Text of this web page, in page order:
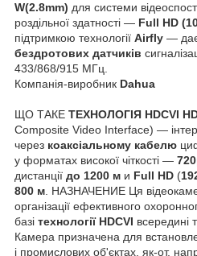
W(2.8mm) для системи
роздільної здатності — Full HD
підтримкою технології Airfly — дає
бездротових датчиків
433/868/915 МГц.
Компанія-виробник Dahua
ЩО ТАКЕ ТЕХНОЛОГІЯ HDCVI
Composite Video Interface) —
через коаксіальному кабелю
у форматах високої чіткості —
дистанції до 1200 м и Full HD (
800 м. НАЗНАЧЕНИЕ Ця
організації ефективного
базі технології HDCVI всередині
Камера призначена для
і промислових об'єктах, як-от,